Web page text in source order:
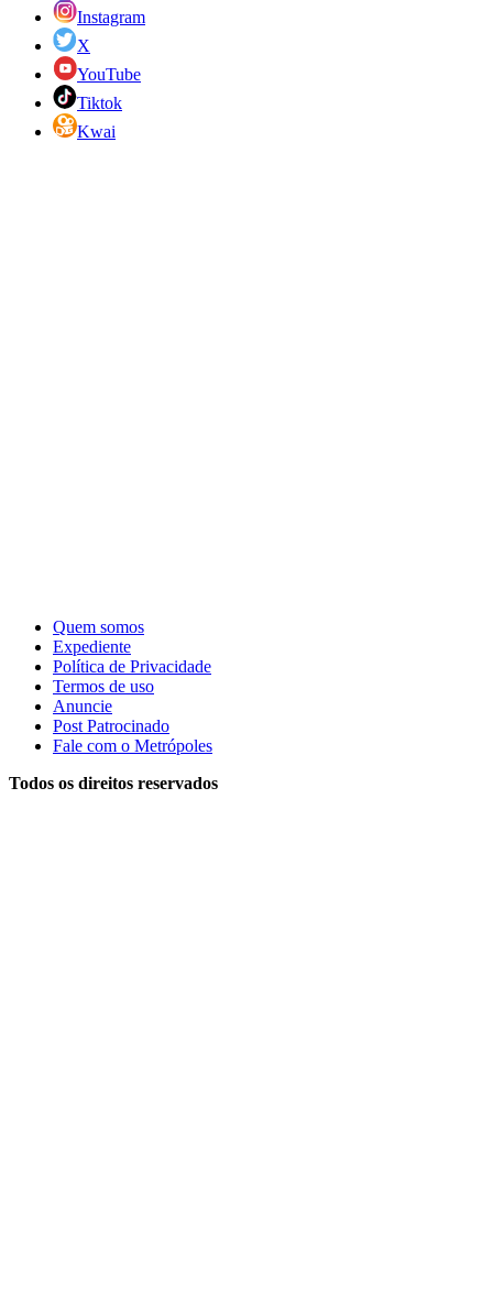
Instagram
X
YouTube
Tiktok
Kwai
Quem somos
Expediente
Política de Privacidade
Termos de uso
Anuncie
Post Patrocinado
Fale com o Metrópoles
Todos os direitos reservados